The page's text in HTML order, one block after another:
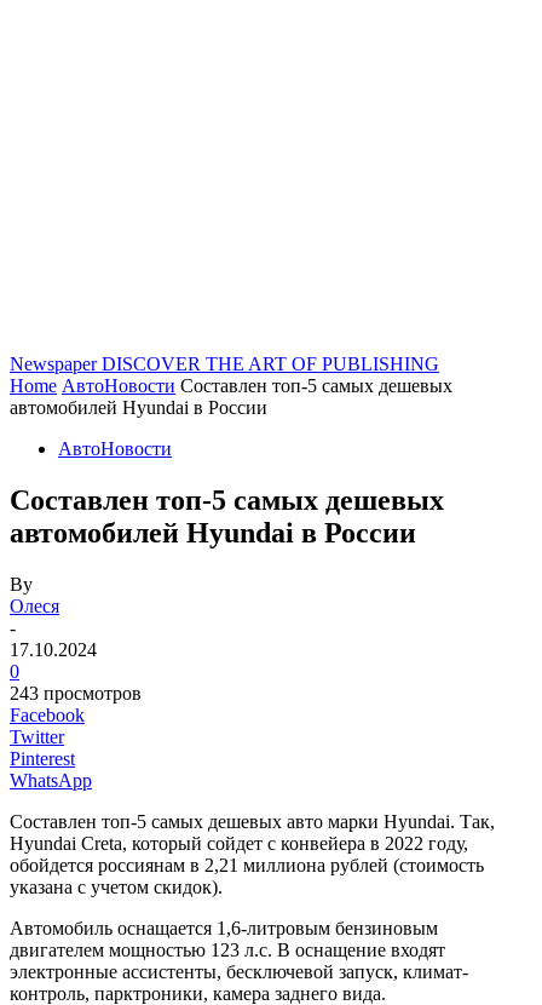
Newspaper DISCOVER THE ART OF PUBLISHING
Home АвтоНовости Составлен топ-5 самых дешевых
автомобилей Hyundai в России
АвтоНовости
Составлен топ-5 самых дешевых
автомобилей Hyundai в России
By
Олеся
-
17.10.2024
0
243 просмотров
Facebook
Twitter
Pinterest
WhatsApp
Составлен топ-5 самых дешевых авто марки Hyundai. Так,
Hyundai Creta, который сойдет с конвейера в 2022 году,
обойдется россиянам в 2,21 миллиона рублей (стоимость
указана с учетом скидок).
Автомобиль оснащается 1,6-литровым бензиновым
двигателем мощностью 123 л.с. В оснащение входят
электронные ассистенты, бесключевой запуск, климат-
контроль, парктроники, камера заднего вида.